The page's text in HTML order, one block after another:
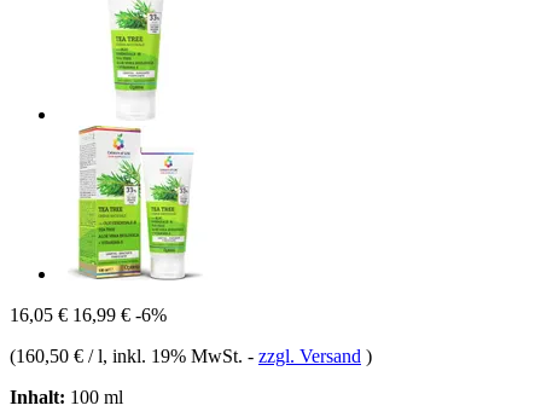
16,05 € 16,99 € -6%
(160,50 € / l, inkl. 19% MwSt. - zzgl. Versand )
Inhalt: 100 ml